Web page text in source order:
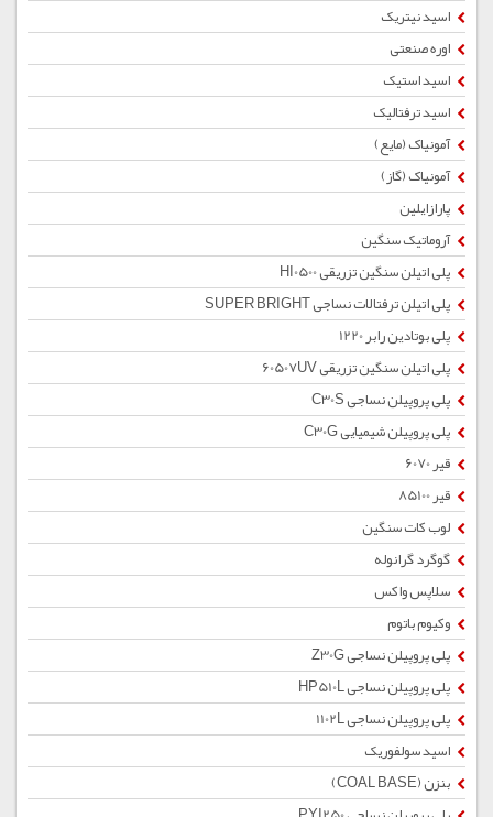
اسید نیتریک
اوره صنعتی
اسید استیک
اسید ترفتالیک
آمونیاک (مایع)
آمونیاک (گاز)
پارازایلین
آروماتیک سنگین
پلی اتیلن سنگین تزریقی HI0500
پلی اتیلن ترفتالات نساجی SUPER BRIGHT
پلی بوتادین رابر 1220
پلی اتیلن سنگین تزریقی 60507UV
پلی پروپیلن نساجی C30S
پلی پروپیلن شیمیایی C30G
قیر 6070
قیر 85100
لوب کات سنگین
گوگرد گرانوله
سلاپس واکس
وکیوم باتوم
پلی پروپیلن نساجی Z30G
پلی پروپیلن نساجی HP510L
پلی پروپیلن نساجی 1102L
اسید سولفوریک
بنزن (COAL BASE)